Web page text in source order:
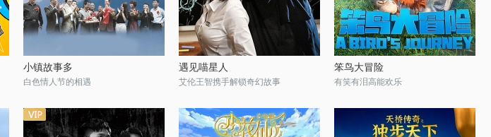
小镇故事多
白色情人节的相遇
遇见喵星人
艾伦王智携手解锁奇幻故事
笨鸟大冒险
有笑有泪高能欢乐